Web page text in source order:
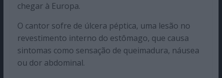
chegar à Europa.
O cantor sofre de úlcera péptica, uma lesão no
revestimento interno do estômago, que causa
sintomas como sensação de queimadura, náusea
ou dor abdominal.